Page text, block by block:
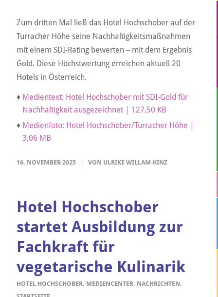
Zum dritten Mal ließ das Hotel Hochschober auf der
Turracher Höhe seine Nachhaltigkeitsmaßnahmen
mit einem SDI-Rating bewerten – mit dem Ergebnis
Gold. Diese Höchstwertung erreichen aktuell 20
Hotels in Österreich.
♦ Medientext: Hotel Hochschober mit SDI-Gold für
Nachhaltigkeit ausgezeichnet | 127,50 KB
♦ Medienfoto: Hotel Hochschober/Turracher Höhe |
3,06 MB
16. NOVEMBER 2025 / VON ULRIKE WILLAM-KINZ
Hotel Hochschober
startet Ausbildung zur
Fachkraft für
vegetarische Kulinarik
HOTEL HOCHSCHOBER, MEDIENCENTER, NACHRICHTEN,